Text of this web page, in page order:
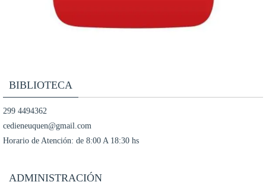
BIBLIOTECA
299 4494362
cedieneuquen@gmail.com
Horario de Atención: de 8:00 A 18:30 hs
ADMINISTRACIÓN